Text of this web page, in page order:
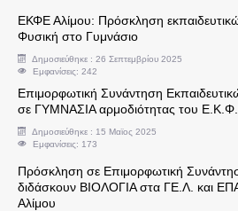
Πανελλήνιες Εξετάσεις
Προκηρύξεις
Υποδείγματα Αιτήσεων
Δικαιολογτικά για
ΕΚΦΕ Αλίμου: Πρόσκληση
Φυσική στο Γυμνάσιο
Δημοσιεύθηκε : 26 Σεπτεμβρίου 2025
Εμφανίσεις: 242
Επιμορφωτική Συνάντηση
σε ΓΥΜΝΑΣΙΑ αρμοδιότητας του
Δημοσιεύθηκε : 15 Μαϊος 2025
Εμφανίσεις: 173
Πρόσκληση σε Επιμορφωτική
διδάσκουν ΒΙΟΛΟΓΙΑ στα ΓΕ.Λ. και
Αλίμου